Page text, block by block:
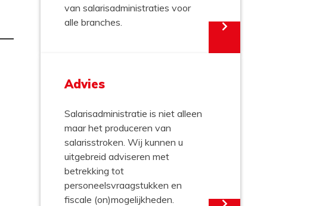
van salarisadministraties voor
alle branches.
Advies
Salarisadministratie is niet alleen
maar het produceren van
salarisstroken. Wij kunnen u
uitgebreid adviseren met
betrekking tot
personeelsvraagstukken en
fiscale (on)mogelijkheden.